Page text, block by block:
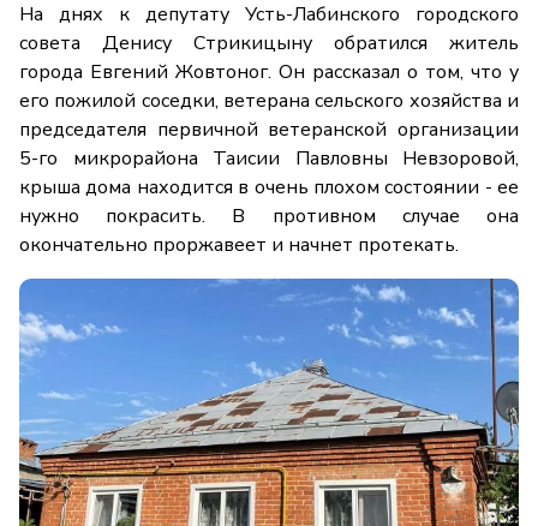
На днях к депутату Усть-Лабинского городского
совета Денису Стрикицыну обратился житель
города Евгений Жовтоног. Он рассказал о том, что у
его пожилой соседки, ветерана сельского хозяйства и
председателя первичной ветеранской организации
5-го микрорайона Таисии Павловны Невзоровой,
крыша дома находится в очень плохом состоянии - ее
нужно покрасить. В противном случае она
окончательно проржавеет и начнет протекать.